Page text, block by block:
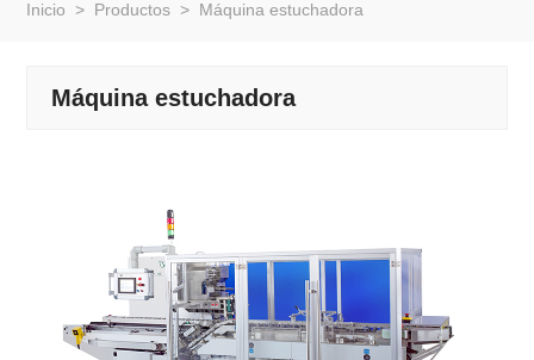
Inicio > Productos > Máquina estuchadora
Máquina estuchadora